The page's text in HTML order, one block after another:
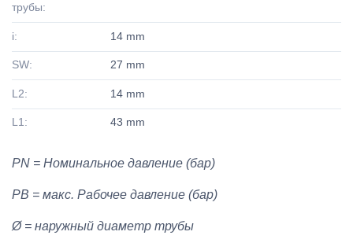
трубы:
i: 14 mm
SW: 27 mm
L2: 14 mm
L1: 43 mm
PN = Номинальное давление (бар)
PB = макс. Рабочее давление (бар)
Ø = наружный диаметр трубы